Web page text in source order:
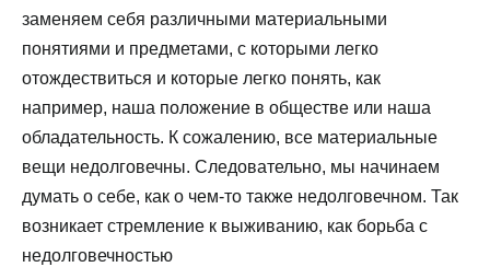
заменяем себя различными материальными
понятиями и предметами, с которыми легко
отождествиться и которые легко понять, как
например, наша положение в обществе или наша
обладательность. К сожалению, все материальные
вещи недолговечны. Следовательно, мы начинаем
думать о себе, как о чем-то также недолговечном. Так
возникает стремление к выживанию, как борьба с
недолговечностью